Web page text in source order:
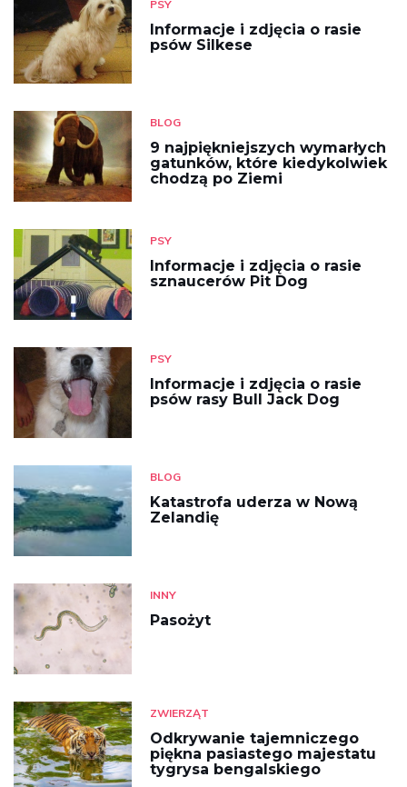
PSY
Informacje i zdjęcia o rasie
psów Silkese
BLOG
9 najpiękniejszych wymarłych
gatunków, które kiedykolwiek
chodzą po Ziemi
PSY
Informacje i zdjęcia o rasie
sznaucerów Pit Dog
PSY
Informacje i zdjęcia o rasie
psów rasy Bull Jack Dog
BLOG
Katastrofa uderza w Nową
Zelandię
INNY
Pasożyt
ZWIERZĄT
Odkrywanie tajemniczego
piękna pasiastego majestatu
tygrysa bengalskiego